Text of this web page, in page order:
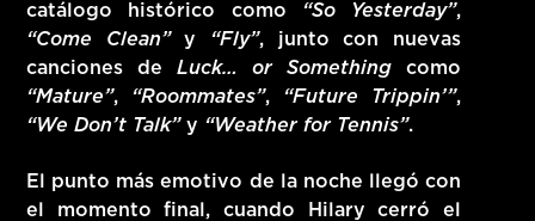
catálogo histórico como “So Yesterday”,
“Come Clean”y “Fly”, junto con nuevas
canciones deLuck… or Somethingcomo
“Mature”, “Roommates”, “Future Trippin’”,
“We Don’t Talk”y “Weather for Tennis”.
El punto más emotivo de la noche llegó con
el momento final, cuando Hilary cerró el